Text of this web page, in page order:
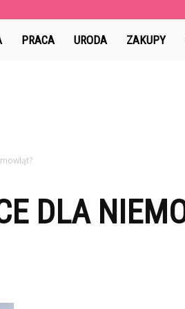
PRACA URODA ZAKUPY
DLA